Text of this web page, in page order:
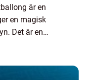
är en
en magisk
Det är en